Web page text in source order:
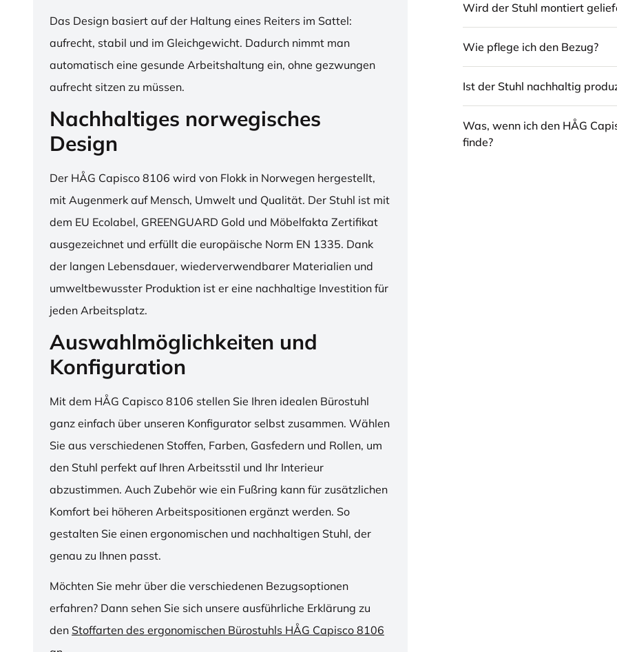
Das Design basiert auf der Haltung eines Reiters im Sattel:
aufrecht, stabil und im Gleichgewicht. Dadurch nimmt man
automatisch eine gesunde Arbeitshaltung ein, ohne gezwungen
aufrecht sitzen zu müssen.
Nachhaltiges norwegisches
Design
Der HÅG Capisco 8106 wird von Flokk in Norwegen hergestellt,
mit Augenmerk auf Mensch, Umwelt und Qualität. Der Stuhl ist mit
dem EU Ecolabel, GREENGUARD Gold und Möbelfakta Zertifikat
ausgezeichnet und erfüllt die europäische Norm EN 1335. Dank
der langen Lebensdauer, wiederverwendbarer Materialien und
umweltbewusster Produktion ist er eine nachhaltige Investition für
jeden Arbeitsplatz.
Auswahlmöglichkeiten und
Konfiguration
Mit dem HÅG Capisco 8106 stellen Sie Ihren idealen Bürostuhl
ganz einfach über unseren Konfigurator selbst zusammen. Wählen
Sie aus verschiedenen Stoffen, Farben, Gasfedern und Rollen, um
den Stuhl perfekt auf Ihren Arbeitsstil und Ihr Interieur
abzustimmen. Auch Zubehör wie ein Fußring kann für zusätzlichen
Komfort bei höheren Arbeitspositionen ergänzt werden. So
gestalten Sie einen ergonomischen und nachhaltigen Stuhl, der
genau zu Ihnen passt.
Möchten Sie mehr über die verschiedenen Bezugsoptionen
erfahren? Dann sehen Sie sich unsere ausführliche Erklärung zu
den Stoffarten des ergonomischen Bürostuhls HÅG Capisco 8106
Wird der Stuhl montiert
Wie pflege ich den Bezug?
Ist der Stuhl nachhaltig
Was, wenn ich den HÅG
finde?